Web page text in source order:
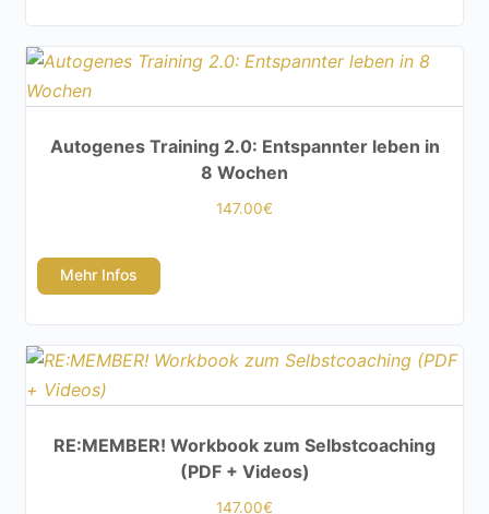
Autogenes Training 2.0: Entspannter leben in
8 Wochen
147.00€
Mehr Infos
RE:MEMBER! Workbook zum Selbstcoaching
(PDF + Videos)
147.00€